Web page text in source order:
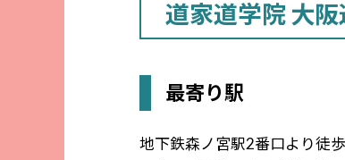
道家道学院 大
最寄り駅
地下鉄森ノ宮駅2番口より徒